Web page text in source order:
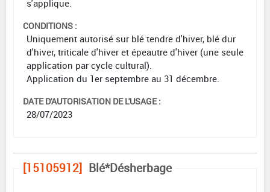
s'applique.
CONDITIONS :
Uniquement autorisé sur blé tendre d'hiver, blé dur
d'hiver, triticale d'hiver et épeautre d'hiver (une seule
application par cycle cultural).
Application du 1er septembre au 31 décembre.
DATE D'AUTORISATION DE L'USAGE :
28/07/2023
[15105912] Blé*Désherbage